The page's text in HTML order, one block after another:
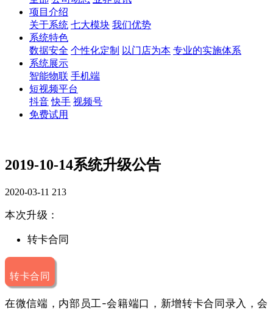
项目介绍
关于系统 七大模块 我们优势
系统特色
数据安全 个性化定制 以门店为本 专业的实施体系
系统展示
智能物联 手机端
短视频平台
抖音 快手 视频号
免费试用
2019-10-14系统升级公告
2020-03-11 213
本次升级：
转卡合同
转卡合同
在微信端，内部员工-会籍端口，新增转卡合同录入，会